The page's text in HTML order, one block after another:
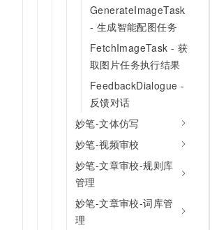
GenerateImageTask
- 生成智能配图任务
FetchImageTask - 获
取图片任务执行结果
FeedbackDialogue -
反馈对话
妙笔-文体仿写
妙笔-视频审校
妙笔-文章审校-规则库
管理
妙笔-文章审校-词库管
理